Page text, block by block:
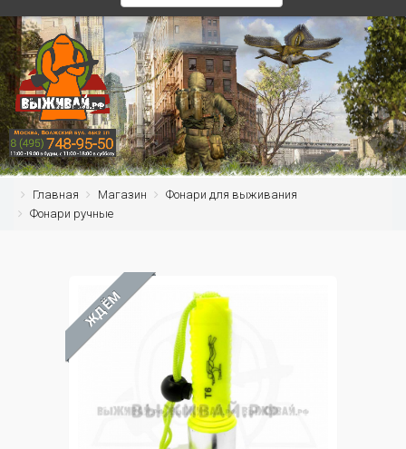
Главная Магазин
Фонари для выживания
Фонари ручные
ЖДЁМ